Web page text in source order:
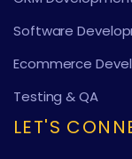
Software
Ecommerce
Testing & QA
LET'S